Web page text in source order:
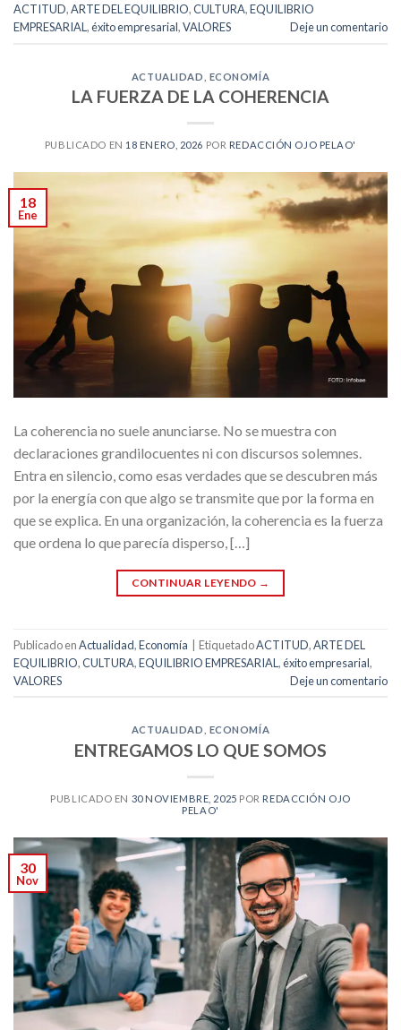
ACTITUD,ARTE DEL EQUILIBRIO,CULTURA,EQUILIBRIO
EMPRESARIAL ,éxito empresarial,VALORES Deje un comentario
ACTUALIDAD ECONOMÍA
LA FUERZA DE LA COHERENCIA
PUBLICADO EN 18 ENERO, 2026 POR REDACCIÓN OJO PELAO'
18
Ene
La coherencia no suele anunciarse. No se muestra con
declaraciones grandilocuentes ni con discursos solemnes.
Entra en silencio, como esas verdades que se descubren más
por la energía con que algo se transmite que por la forma en
que se explica. En una organización, la coherencia es la fuerza
que ordena lo que parecía disperso, […]
CONTINUAR LEYENDO →
Publicado enActualidad,Economía EtiquetadoACTITUD,ARTE DEL
EQUILIBRIO,CULTURA,EQUILIBRIO EMPRESARIAL ,éxito empresarial,
VALORES
Deje un comentario
ACTUALIDAD ECONOMÍA
ENTREGAMOS LO QUE SOMOS
PUBLICADO EN 30 NOVIEMBRE, 2025 POR REDACCIÓN OJO
PELAO'
30
Nov